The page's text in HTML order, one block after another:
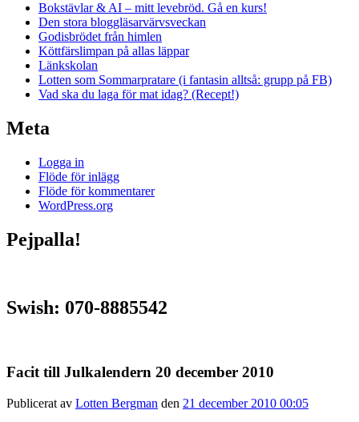
Bokstävlar & AI – mitt levebröd. Gå en kurs!
Den stora bloggläsarvärvsveckan
Godisbrödet från himlen
Köttfärslimpan på allas läppar
Länkskolan
Lotten som Sommarpratare (i fantasin alltså: grupp på FB)
Vad ska du laga för mat idag? (Recept!)
Meta
Logga in
Flöde för inlägg
Flöde för kommentarer
WordPress.org
Pejpalla!
Swish: 070-8885542
Facit till Julkalendern 20 december 2010
Publicerat av Lotten Bergman den 21 december 2010 00:05